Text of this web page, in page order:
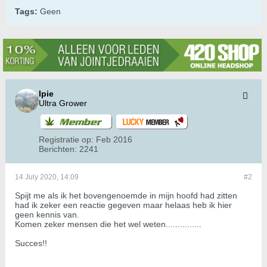
Tags: Geen
Ipie
Ultra Grower
Registratie op: Feb 2016
Berichten: 2241
#2
14 July 2020, 14:09
Spijt me als ik het bovengenoemde in mijn hoofd had zitten
had ik zeker een reactie gegeven maar helaas heb ik hier
geen kennis van.
Komen zeker mensen die het wel weten...............
Succes!!